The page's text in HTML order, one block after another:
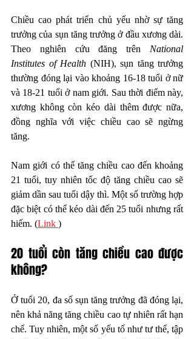
Chiều cao phát triển chủ yếu nhờ sự tăng
trưởng của sụn tăng trưởng ở đầu xương dài.
Theo nghiên cứu đăng trên National
Institutes of Health (NIH), sụn tăng trưởng
thường đóng lại vào khoảng 16-18 tuổi ở nữ
và 18-21 tuổi ở nam giới. Sau thời điểm này,
xương không còn kéo dài thêm được nữa,
đồng nghĩa với việc chiều cao sẽ ngừng
tăng.
Nam giới có thể tăng chiều cao đến khoảng
21 tuổi, tuy nhiên tốc độ tăng chiều cao sẽ
giảm dần sau tuổi dậy thì. Một số trường hợp
đặc biệt có thể kéo dài đến 25 tuổi nhưng rất
hiếm. (Link )
20 tuổi còn tăng chiều cao được
không?
Ở tuổi 20, đa số sụn tăng trưởng đã đóng lại,
nên khả năng tăng chiều cao tự nhiên rất hạn
chế. Tuy nhiên, một số yếu tố như tư thế, tập